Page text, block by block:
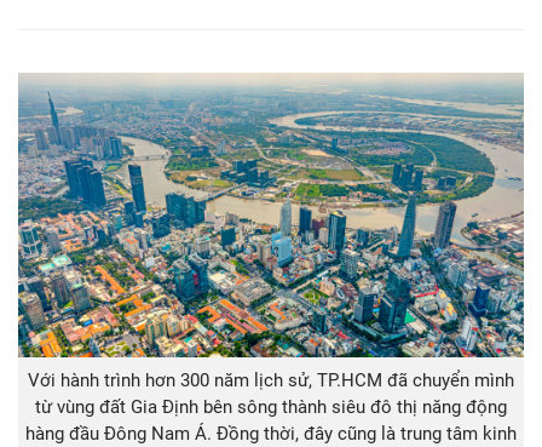
Với hành trình hơn 300 năm lịch sử, TP.HCM đã chuyển mình
từ vùng đất Gia Định bên sông thành siêu đô thị năng động
hàng đầu Đông Nam Á. Đồng thời, đây cũng là trung tâm kinh